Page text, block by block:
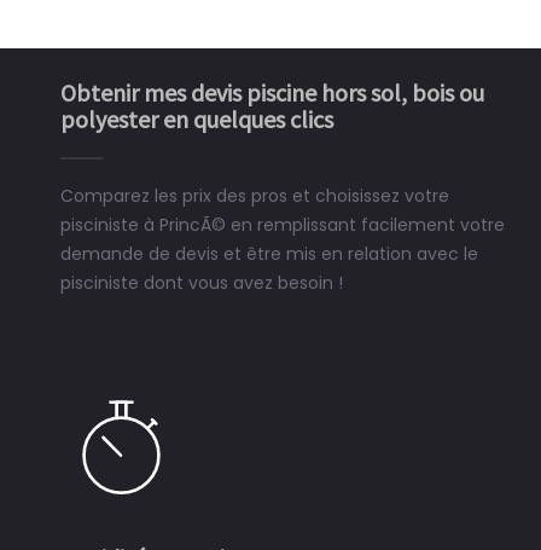
Obtenir mes devis piscine hors sol, bois ou
polyester en quelques clics
Comparez les prix des pros et choisissez votre
pisciniste à PrincÃ© en remplissant facilement votre
demande de devis et être mis en relation avec le
pisciniste dont vous avez besoin !